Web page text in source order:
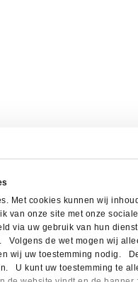
Met cookies kunnen wij
van onze site met onze
via uw gebruik van hun
Volgens de wet mogen wij
wij uw toestemming nodig.
U kunt uw toestemming te